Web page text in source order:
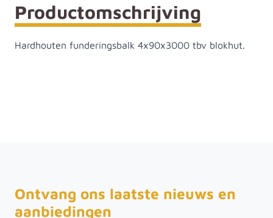
Productomschrijving
Hardhouten funderingsbalk 4x90x3000 tbv blokhut.
Ontvang ons laatste nieuws en
aanbiedingen